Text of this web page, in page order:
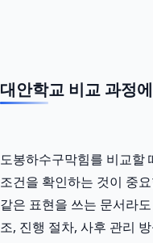
대안학교 비교 과정
도봉하수구막힘를 비교할
조건을 확인하는 것이 중
같은 표현을 쓰는 문서라
조, 진행 절차, 사후 관리